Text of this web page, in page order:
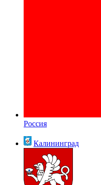
Россия
Калининград